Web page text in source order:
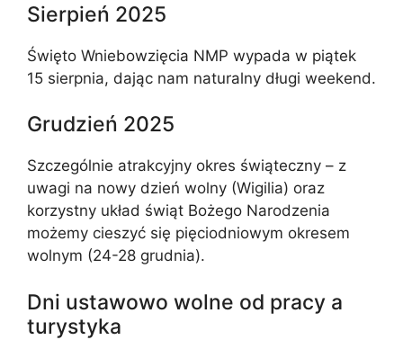
Sierpień 2025
Święto Wniebowzięcia NMP wypada w piątek
15 sierpnia, dając nam naturalny długi weekend.
Grudzień 2025
Szczególnie atrakcyjny okres świąteczny – z
uwagi na nowy dzień wolny (Wigilia) oraz
korzystny układ świąt Bożego Narodzenia
możemy cieszyć się pięciodniowym okresem
wolnym (24-28 grudnia).
Dni ustawowo wolne od pracy a
turystyka